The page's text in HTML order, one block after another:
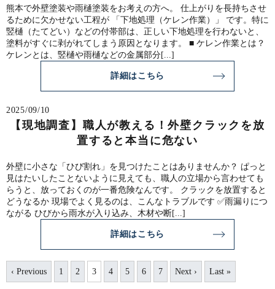
熊本で外壁塗装や雨樋塗装をお考えの方へ。 仕上がりを長持ちさせ
るために欠かせない工程が 「下地処理（ケレン作業）」 です。特に
竪樋（たてどい）などの付帯部は、正しい下地処理を行わないと、
塗料がすぐに剥がれてしまう原因となります。 ■ ケレン作業とは？
ケレンとは、竪樋や雨樋などの金属部分[...]
詳細はこちら
2025/09/10
【現地調査】職人が教える！外壁クラックを放
置すると本当に危ない
外壁に小さな「ひび割れ」を見つけたことはありませんか？ ぱっと
見はたいしたことないように見えても、職人の立場から言わせても
らうと、放っておくのが一番危険なんです。 クラックを放置すると
どうなるか 現場でよく見るのは、こんなトラブルです ✅雨漏りにつ
ながる ひびから雨水が入り込み、木材や断[...]
詳細はこちら
‹ Previous 1 2 3 4 5 6 7 Next › Last »